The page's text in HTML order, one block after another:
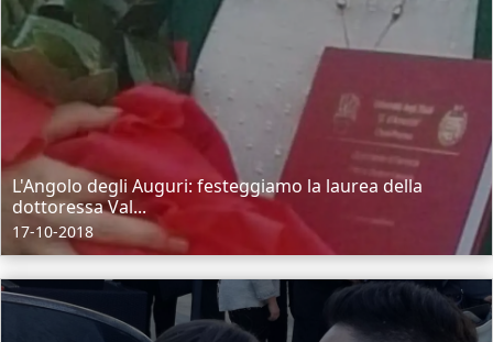
L'Angolo degli Auguri: festeggiamo la laurea della
dottoressa Val...
17-10-2018